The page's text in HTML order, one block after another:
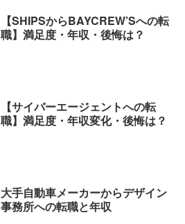
【SHIPSからBAYCREW’Sへの転
職】満足度・年収・後悔は？
【サイバーエージェントへの転
職】満足度・年収変化・後悔は？
大手自動車メーカーからデザイン
事務所への転職と年収